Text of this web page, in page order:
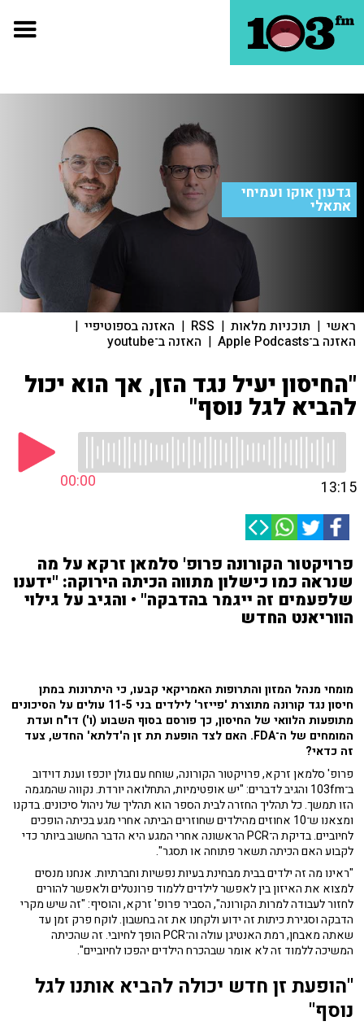
גדעון אוקו ועמיחי
אתאלי
ראשי | תוכניות מלאות |
RSS
| האזנה בספוטיפיי |
האזנה ב־Apple Podcasts | האזנה ב־youtube
"החיסון יעיל נגד הזן, אך הוא יכול
להביא לגל נוסף"
00:00 13:15
פרויקטור הקורונה פרופ' סלמאן זרקא על מה
שנראה כמו כישלון מתווה הכיתה הירוקה: "ידענו
שלפעמים זה ייגמר בהדבקה" • והגיב על גילוי
הווריאנט החדש
מומחי מנהל המזון והתרופות האמריקאי קבעו, כי היתרונות במתן
חיסון נגד קורונה מתוצרת 'פייזר' לילדים בני 11-5 עולים על הסיכונים
מתופעות הלוואי של החיסון, כך פורסם בסוף השבוע (ו') דו"ח ועדת
המומחים של ה־FDA. האם לצד הופעת תת זן ה'דלתא' החדש, צעד
זה כדאי?
פרופ' סלמאן זרקא, פרויקטור הקורונה, שוחח עם גולן יוכפז וענת דוידוב
ב־103fm והגיב לדברים: "יש אופטימיות, התחלואה יורדת. נקווה שהמגמה
הזו תמשך. כל תהליך החזרה לבית הספר הוא תהליך של ניהול סיכונים. בדקנו
ומצאנו ש־10 אחוזים מהילדים שחוזרים הביתה אחרי מגע בכיתה הופכים
לחיוביים. בדיקת ה־PCR הראשונה אחרי המגע היא הדבר החשוב ביותר כדי
לקבוע האם הכיתה תשאר פתוחה או תסגר".
"ראינו מה זה ילדים בבית מבחינת בעיות נפשיות וחברתיות. אנחנו מנסים
למצוא את האיזון בין לאפשר לילדים ללמוד פרונטלים ולאפשר להורים
לחזור לעבודה למרות הקורונה", הסביר פרופ' זרקא, והוסיף: "זה שיש מקרי
הדבקה וסגירת כיתות זה ידוע ולקחנו את זה בחשבון. לוקח פרק זמן עד
שאתה מאבחן, רמת האנטיגן עולה וה־PCR הופך לחיובי. זה שהכיתה
המשיכה ללמוד זה לא אומר שבהכרח הילדים יהפכו לחיוביים".
"הופעת זן חדש יכולה להביא אותנו לגל
נוסף"